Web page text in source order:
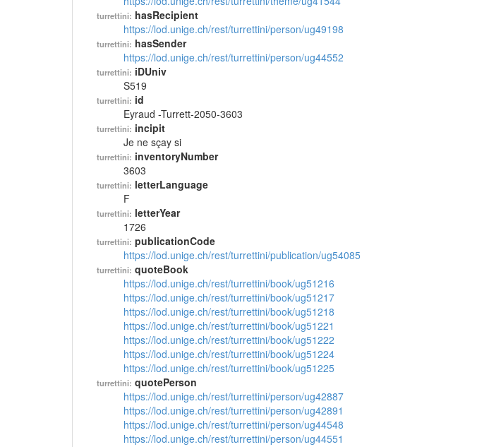
turrettini: hasRecipient
https://lod.unige.ch/rest/turrettini/person/ug49198
turrettini: hasSender
https://lod.unige.ch/rest/turrettini/person/ug44552
turrettini: iDUniv
S519
turrettini: id
Eyraud -Turrett-2050-3603
turrettini: incipit
Je ne sçay si
turrettini: inventoryNumber
3603
turrettini: letterLanguage
F
turrettini: letterYear
1726
turrettini: publicationCode
https://lod.unige.ch/rest/turrettini/publication/ug54085
turrettini: quoteBook
https://lod.unige.ch/rest/turrettini/book/ug51216
https://lod.unige.ch/rest/turrettini/book/ug51217
https://lod.unige.ch/rest/turrettini/book/ug51218
https://lod.unige.ch/rest/turrettini/book/ug51221
https://lod.unige.ch/rest/turrettini/book/ug51222
https://lod.unige.ch/rest/turrettini/book/ug51224
https://lod.unige.ch/rest/turrettini/book/ug51225
turrettini: quotePerson
https://lod.unige.ch/rest/turrettini/person/ug42887
https://lod.unige.ch/rest/turrettini/person/ug42891
https://lod.unige.ch/rest/turrettini/person/ug44548
https://lod.unige.ch/rest/turrettini/person/ug44551